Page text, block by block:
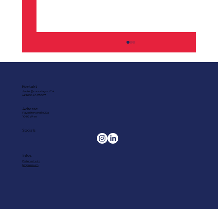
Kontakt
daniel@mondays-off.at
+43 660 40 97 007
Adresse
Favoritenstraße 27a
1040 Wien
Socials
Infos
Datenschutz
Impressum